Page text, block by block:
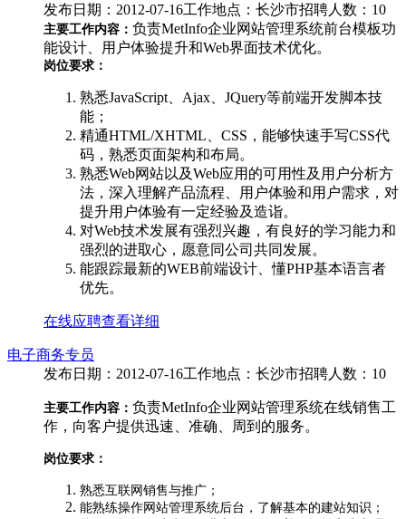
发布日期：2012-07-16工作地点：长沙市招聘人数：10
主要工作内容： 负责MetInfo企业网站管理系统前台模板功
能设计、用户体验提升和Web界面技术优化。
岗位要求：
熟悉JavaScript、Ajax、JQuery等前端开发脚本技
能；
精通HTML/XHTML、CSS，能够快速手写CSS代
码，熟悉页面架构和布局。
熟悉Web网站以及Web应用的可用性及用户分析方
法，深入理解产品流程、用户体验和用户需求，对
提升用户体验有一定经验及造诣。
对Web技术发展有强烈兴趣，有良好的学习能力和
强烈的进取心，愿意同公司共同发展。
能跟踪最新的WEB前端设计、懂PHP基本语言者
优先。
在线应聘查看详细
电子商务专员
发布日期：2012-07-16工作地点：长沙市招聘人数：10
主要工作内容： 负责MetInfo企业网站管理系统在线销售工
作，向客户提供迅速、准确、周到的服务。
岗位要求：
熟悉互联网销售与推广；
能熟练操作网站管理系统后台，了解基本的建站知识；